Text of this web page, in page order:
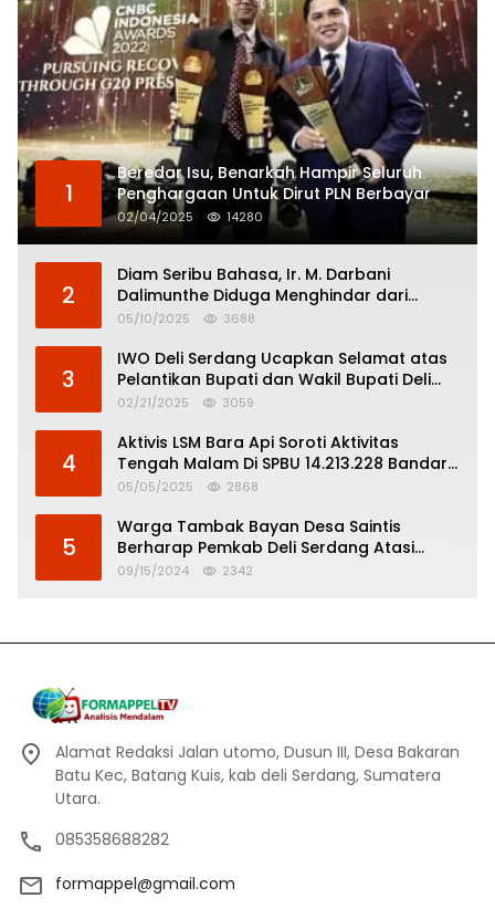
1
Beredar Isu, Benarkah Hampir Seluruh
Penghargaan Untuk Dirut PLN Berbayar
02/04/2025 14280
2
Diam Seribu Bahasa, Ir. M. Darbani
Dalimunthe Diduga Menghindar dari
Pertanggungjawaban Politik
05/10/2025 3688
3
IWO Deli Serdang Ucapkan Selamat atas
Pelantikan Bupati dan Wakil Bupati Deli
Serdang
02/21/2025 3059
4
Aktivis LSM Bara Api Soroti Aktivitas
Tengah Malam Di SPBU 14.213.228 Bandar
Tinggi
05/05/2025 2868
5
Warga Tambak Bayan Desa Saintis
Berharap Pemkab Deli Serdang Atasi
Banjir
09/15/2024 2342
Alamat Redaksi Jalan utomo, Dusun III, Desa Bakaran
Batu Kec, Batang Kuis, kab deli Serdang, Sumatera
Utara.
085358688282
formappel@gmail.com